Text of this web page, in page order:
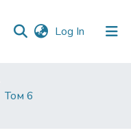
Log In (current)
Том 6